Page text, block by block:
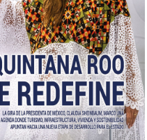
turística con visión
2026